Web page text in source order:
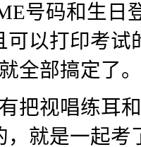
号码和生日
可以打印考
全部搞定了。
把视唱练耳
，就是一起考